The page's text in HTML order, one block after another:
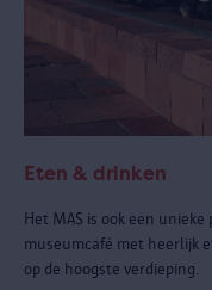
Eten & drinken
Het MAS is ook een
museumcafé met heerlijk
op de hoogste verdieping.